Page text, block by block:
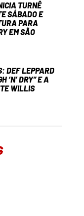
TURNÊ
SÁBADO E
PARA
EM SÃO
DEF LEPPARD
‘N’ DRY” E A
WILLIS